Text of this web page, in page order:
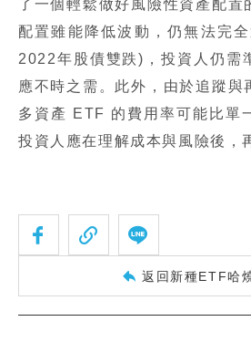
了一個輕鬆做好風險性資產配置
配置雖能降低波動，仍無法完
2022年股債雙跌) ，投資人仍需
應不時之需。此外，由於追蹤與
多資產
ETF 的費用率可能比單
投資人應在理解成本與風險後，
返回新種ETF哈